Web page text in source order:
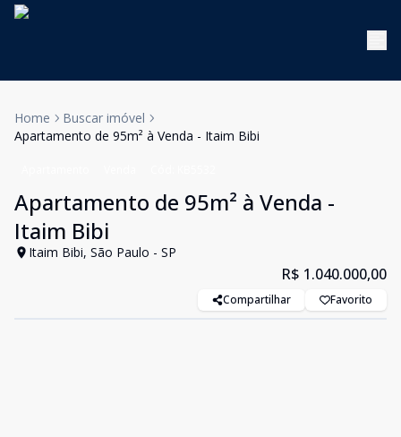
Home
Buscar imóvel
Apartamento de 95m² à Venda - Itaim Bibi
Apartamento de 95m² à Venda -
Itaim Bibi
Itaim Bibi, São Paulo - SP
R$ 1.040.000,00
Compartilhar Favorito